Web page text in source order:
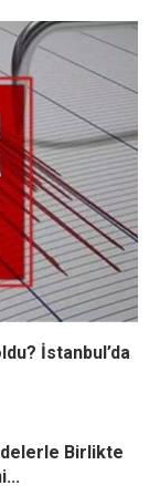
İstanbul’da
Birlikte